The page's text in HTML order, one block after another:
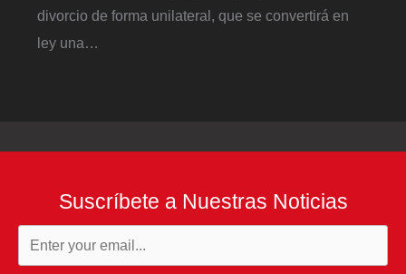
divorcio de forma unilateral, que se convertirá en
ley una…
Suscríbete a Nuestras Noticias